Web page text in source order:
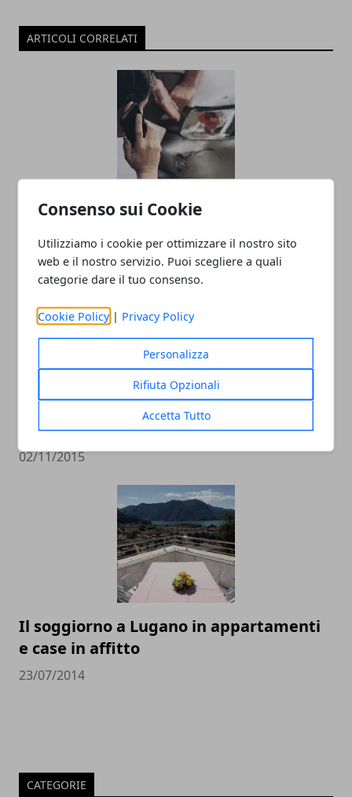
Consenso sui Cookie
Utilizziamo i cookie per ottimizzare il nostro sito
web e il nostro servizio. Puoi scegliere a quali
categorie dare il tuo consenso.
Cookie Policy | Privacy Policy
Personalizza
Rifiuta Opzionali
Accetta Tutto
ARTICOLI CORRELATI
Incidente stradale, come comportarsi?
24/02/2021
Visitare Torino: turismo, dormire e
molto altro.
02/11/2015
Il soggiorno a Lugano in appartamenti
e case in affitto
23/07/2014
CATEGORIE